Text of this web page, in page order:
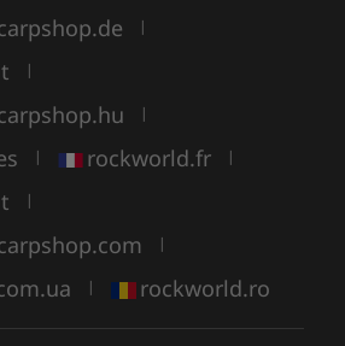
|
|
|
| rockworld.fr |
|
|
| rockworld.ro